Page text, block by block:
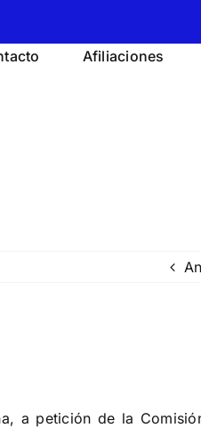
Afiliaciones
a petición de la